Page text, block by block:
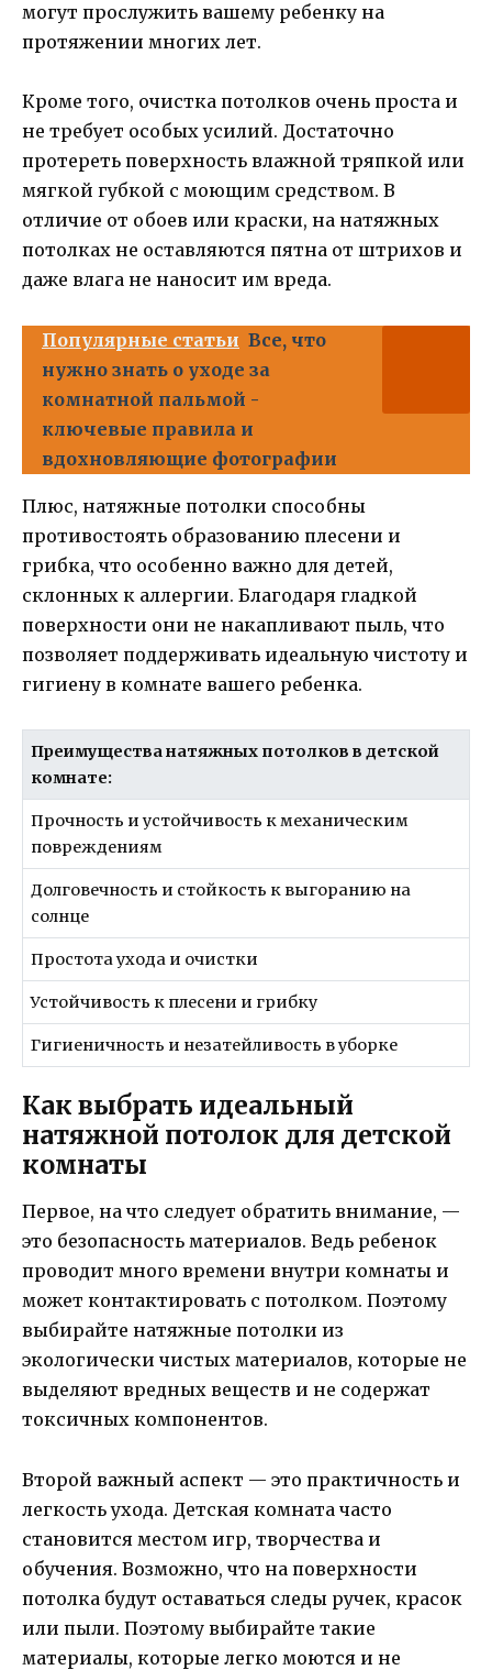
могут прослужить вашему ребенку на
протяжении многих лет.
Кроме того, очистка потолков очень проста и
не требует особых усилий. Достаточно
протереть поверхность влажной тряпкой или
мягкой губкой с моющим средством. В
отличие от обоев или краски, на натяжных
потолках не оставляются пятна от штрихов и
даже влага не наносит им вреда.
Популярные статьи Все, что
нужно знать о уходе за
комнатной пальмой -
ключевые правила и
вдохновляющие фотографии
Плюс, натяжные потолки способны
противостоять образованию плесени и
грибка, что особенно важно для детей,
склонных к аллергии. Благодаря гладкой
поверхности они не накапливают пыль, что
позволяет поддерживать идеальную чистоту и
гигиену в комнате вашего ребенка.
Преимущества натяжных потолков в детской
комнате:
Прочность и устойчивость к механическим
повреждениям
Долговечность и стойкость к выгоранию на
солнце
Простота ухода и очистки
Устойчивость к плесени и грибку
Гигиеничность и незатейливость в уборке
Как выбрать идеальный
натяжной потолок для детской
комнаты
Первое, на что следует обратить внимание, —
это безопасность материалов. Ведь ребенок
проводит много времени внутри комнаты и
может контактировать с потолком. Поэтому
выбирайте натяжные потолки из
экологически чистых материалов, которые не
выделяют вредных веществ и не содержат
токсичных компонентов.
Второй важный аспект — это практичность и
легкость ухода. Детская комната часто
становится местом игр, творчества и
обучения. Возможно, что на поверхности
потолка будут оставаться следы ручек, красок
или пыли. Поэтому выбирайте такие
материалы, которые легко моются и не